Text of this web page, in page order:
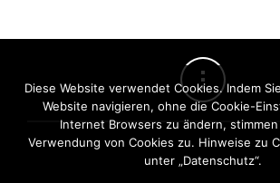
Diese Website verwendet Cookies. Indem
Website navigieren, ohne die Cookie-
Internet Browsers zu ändern,
Verwendung von Cookies zu. Hinweise zu
unter „Datenschutz“.